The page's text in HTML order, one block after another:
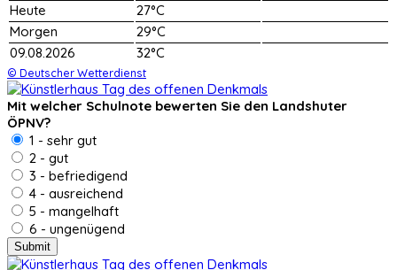
Heute
27°C
Morgen
29°C
09.08.2026
32°C
© Deutscher Wetterdienst
Mit welcher Schulnote bewerten Sie den Landshuter
ÖPNV?
1 - sehr gut
2 - gut
3 - befriedigend
4 - ausreichend
5 - mangelhaft
6 - ungenügend